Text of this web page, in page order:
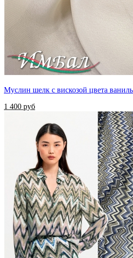
Муслин шелк с вискозой цвета
1 400 руб